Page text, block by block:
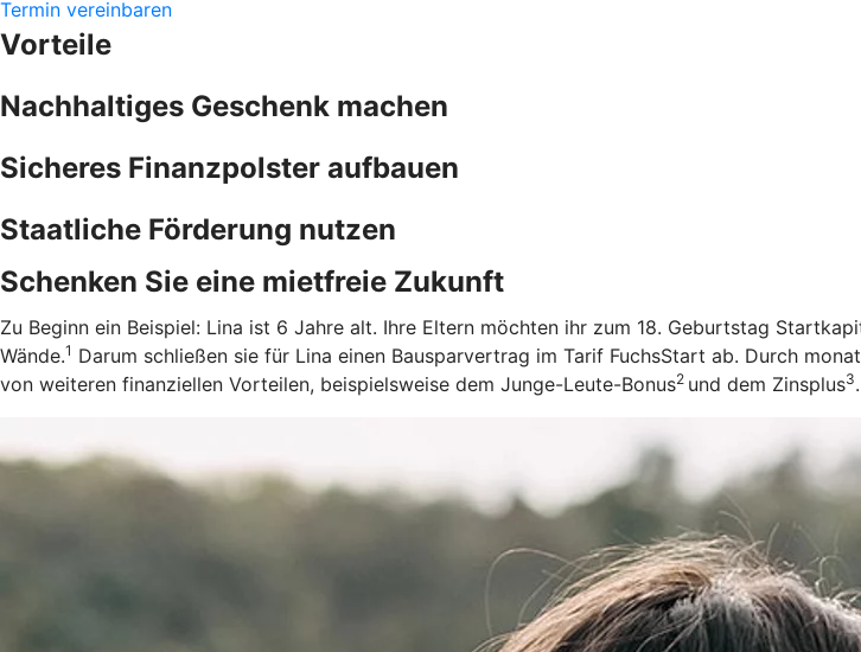
Termin vereinbaren
Vorteile
Nachhaltiges Geschenk machen
Sicheres Finanzpolster aufbauen
Staatliche Förderung nutzen
Schenken Sie eine mietfreie Zukunft
Zu Beginn ein Beispiel: Lina ist 6 Jahre alt. Ihre Eltern möchten ihr zum 18. Geburtstag
Wände.1 Darum schließen sie für Lina einen Bausparvertrag im Tarif FuchsStart ab. Durch
von weiteren finanziellen Vorteilen, beispielsweise dem Junge-Leute-Bonus2 und dem Zinsplus3.